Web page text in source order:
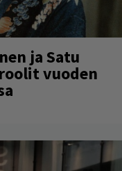
ja Satu
vuoden